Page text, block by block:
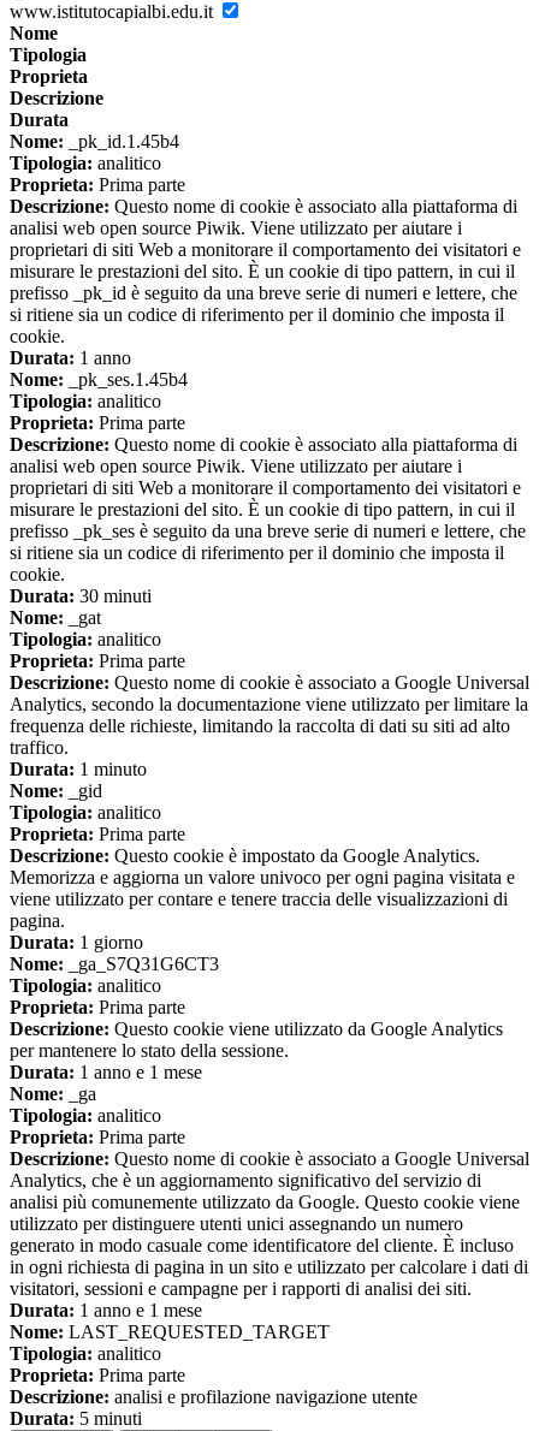
www.istitutocapialbi.edu.it
Nome
Tipologia
Proprieta
Descrizione
Durata
Nome: _pk_id.1.45b4
Tipologia: analitico
Proprieta: Prima parte
Descrizione: Questo nome di cookie è associato alla piattaforma di
analisi web open source Piwik. Viene utilizzato per aiutare i
proprietari di siti Web a monitorare il comportamento dei visitatori e
misurare le prestazioni del sito. È un cookie di tipo pattern, in cui il
prefisso _pk_id è seguito da una breve serie di numeri e lettere, che
si ritiene sia un codice di riferimento per il dominio che imposta il
cookie.
Durata: 1 anno
Nome: _pk_ses.1.45b4
Tipologia: analitico
Proprieta: Prima parte
Descrizione: Questo nome di cookie è associato alla piattaforma di
analisi web open source Piwik. Viene utilizzato per aiutare i
proprietari di siti Web a monitorare il comportamento dei visitatori e
misurare le prestazioni del sito. È un cookie di tipo pattern, in cui il
prefisso _pk_ses è seguito da una breve serie di numeri e lettere, che
si ritiene sia un codice di riferimento per il dominio che imposta il
cookie.
Durata: 30 minuti
Nome: _gat
Tipologia: analitico
Proprieta: Prima parte
Descrizione: Questo nome di cookie è associato a Google Universal
Analytics, secondo la documentazione viene utilizzato per limitare la
frequenza delle richieste, limitando la raccolta di dati su siti ad alto
traffico.
Durata: 1 minuto
Nome: _gid
Tipologia: analitico
Proprieta: Prima parte
Descrizione: Questo cookie è impostato da Google Analytics.
Memorizza e aggiorna un valore univoco per ogni pagina visitata e
viene utilizzato per contare e tenere traccia delle visualizzazioni di
pagina.
Durata: 1 giorno
Nome: _ga_S7Q31G6CT3
Tipologia: analitico
Proprieta: Prima parte
Descrizione: Questo cookie viene utilizzato da Google Analytics
per mantenere lo stato della sessione.
Durata: 1 anno e 1 mese
Nome: _ga
Tipologia: analitico
Proprieta: Prima parte
Descrizione: Questo nome di cookie è associato a Google Universal
Analytics, che è un aggiornamento significativo del servizio di
analisi più comunemente utilizzato da Google. Questo cookie viene
utilizzato per distinguere utenti unici assegnando un numero
generato in modo casuale come identificatore del cliente. È incluso
in ogni richiesta di pagina in un sito e utilizzato per calcolare i dati di
visitatori, sessioni e campagne per i rapporti di analisi dei siti.
Durata: 1 anno e 1 mese
Nome: LAST_REQUESTED_TARGET
Tipologia: analitico
Proprieta: Prima parte
Descrizione: analisi e profilazione navigazione utente
Durata: 5 minuti